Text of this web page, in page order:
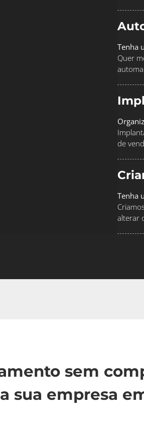
Tenha
Quer
de
Tenha
alterar
sem
sua empresa